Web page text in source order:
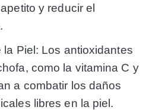
y reducir el
la Piel: Los antioxidantes
como la vitamina C y
a combatir los daños
libres en la piel.